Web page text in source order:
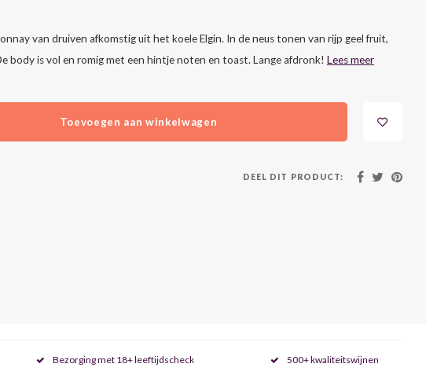
van druiven afkomstig uit het koele Elgin. In de neus tonen van rijp geel fruit,
body is vol en romig met een hintje noten en toast. Lange afdronk! Lees meer
Toevoegen aan winkelwagen
DEEL DIT PRODUCT:
Bezorging met 18+ leeftijdscheck 500+ kwaliteitswijnen